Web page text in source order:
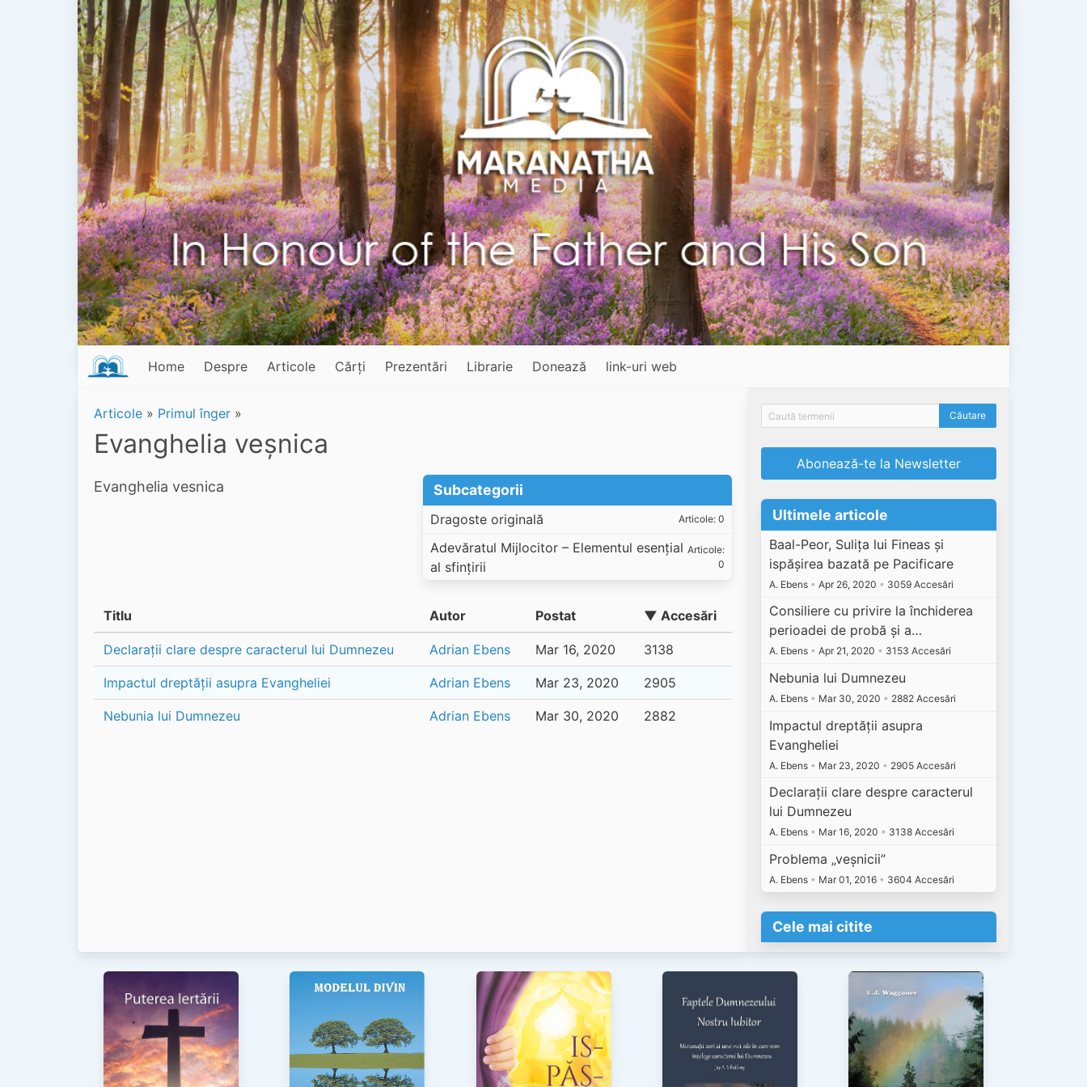
Home Despre Articole Cărți Prezentări Librarie Donează link-uri web
Articole » Primul înger »
Evanghelia veșnica
Evanghelia vesnica Subcategorii
Dragoste originală Articole: 0
Adevăratul Mijlocitor – Elementul esențial
al sfințirii
Articole:
0
Titlu Autor Postat ▼ Accesări
Declarații clare despre caracterul lui Dumnezeu Adrian Ebens Mar 16, 2020 3138
Impactul dreptății asupra Evangheliei Adrian Ebens Mar 23, 2020 2905
Nebunia lui Dumnezeu Adrian Ebens Mar 30, 2020 2882
Abonează-te la Newsletter
Ultimele articole
Baal-Peor, Sulița lui Fineas și
ispășirea bazată pe Pacificare
A. Ebens • Apr 26, 2020 • 3059 Accesări
Consiliere cu privire la închiderea
perioadei de probă și a…
A. Ebens • Apr 21, 2020 • 3153 Accesări
Nebunia lui Dumnezeu
A. Ebens • Mar 30, 2020 • 2882 Accesări
Impactul dreptății asupra
Evangheliei
A. Ebens • Mar 23, 2020 • 2905 Accesări
Declarații clare despre caracterul
lui Dumnezeu
A. Ebens • Mar 16, 2020 • 3138 Accesări
Problema „veșnicii”
A. Ebens • Mar 01, 2016 • 3604 Accesări
Cele mai citite